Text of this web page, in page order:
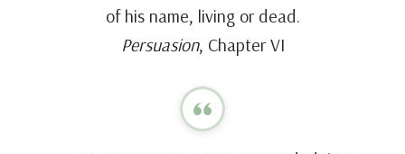
of his name, living or dead.
Persuasion, Chapter VI